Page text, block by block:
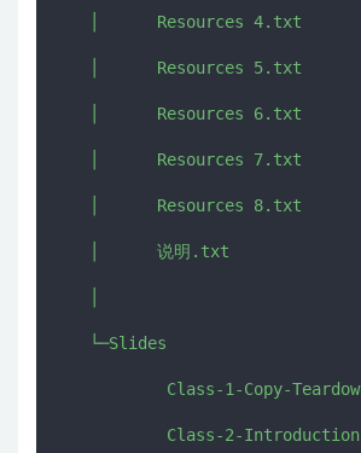
   │      Resources 4.txt
   │      Resources 5.txt
   │      Resources 6.txt
   │      Resources 7.txt
   │      Resources 8.txt
   │      说明.txt
   └─Slides
Class-1-Copy-
Class-2-